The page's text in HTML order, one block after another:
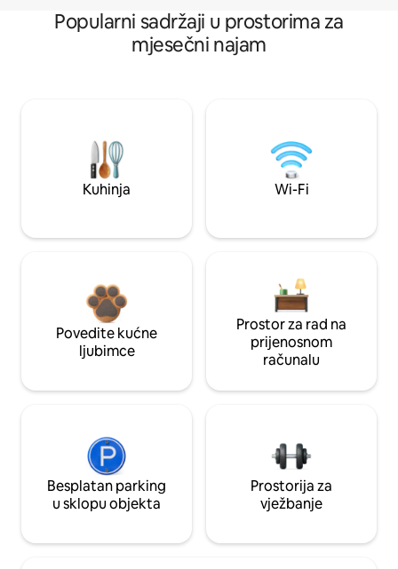
Popularni sadržaji u prostorima za
mjesečni najam
Kuhinja Wi-Fi
Povedite kućne
ljubimce
Prostor za rad na
prijenosnom
računalu
Besplatan parking
u sklopu objekta
Prostorija za
vježbanje